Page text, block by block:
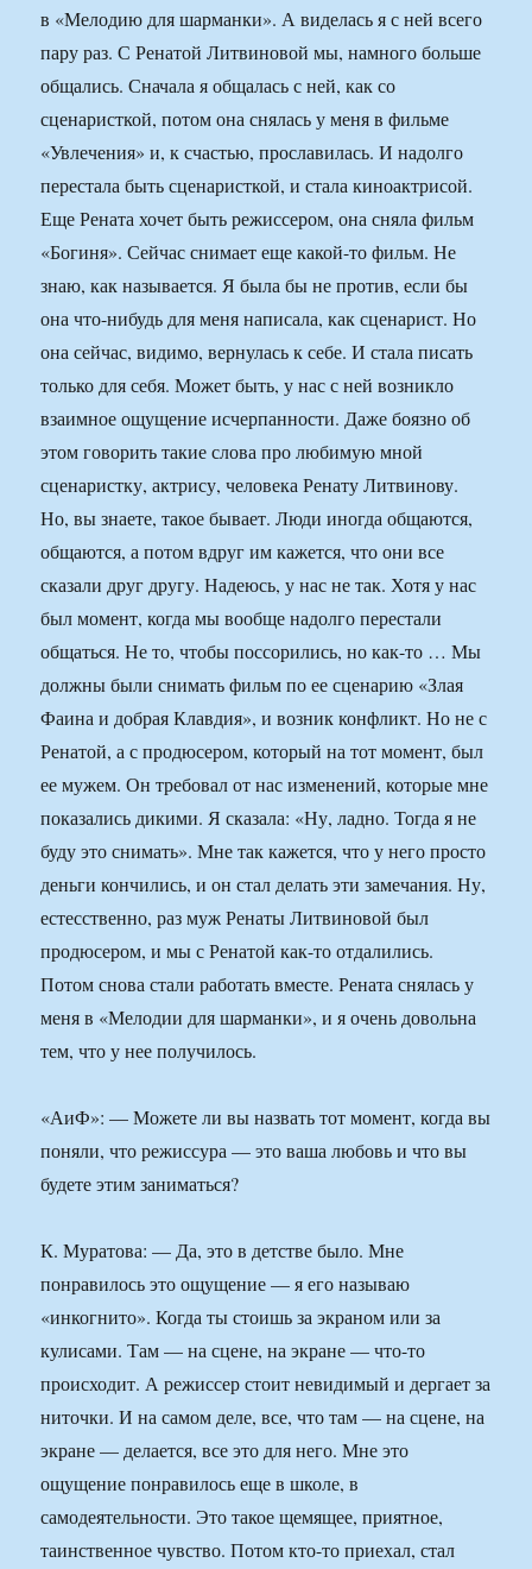
в «Мелодию для шарманки». А виделась я с ней всего
пару раз. С Ренатой Литвиновой мы, намного больше
общались. Сначала я общалась с ней, как со
сценаристкой, потом она снялась у меня в фильме
«Увлечения» и, к счастью, прославилась. И надолго
перестала быть сценаристкой, и стала киноактрисой.
Еще Рената хочет быть режиссером, она сняла фильм
«Богиня». Сейчас снимает еще какой-то фильм. Не
знаю, как называется. Я была бы не против, если бы
она что-нибудь для меня написала, как сценарист. Но
она сейчас, видимо, вернулась к себе. И стала писать
только для себя. Может быть, у нас с ней возникло
взаимное ощущение исчерпанности. Даже боязно об
этом говорить такие слова про любимую мной
сценаристку, актрису, человека Ренату Литвинову.
Но, вы знаете, такое бывает. Люди иногда общаются,
общаются, а потом вдруг им кажется, что они все
сказали друг другу. Надеюсь, у нас не так. Хотя у нас
был момент, когда мы вообще надолго перестали
общаться. Не то, чтобы поссорились, но как-то … Мы
должны были снимать фильм по ее сценарию «Злая
Фаина и добрая Клавдия», и возник конфликт. Но не с
Ренатой, а с продюсером, который на тот момент, был
ее мужем. Он требовал от нас изменений, которые мне
показались дикими. Я сказала: «Ну, ладно. Тогда я не
буду это снимать». Мне так кажется, что у него просто
деньги кончились, и он стал делать эти замечания. Ну,
естесственно, раз муж Ренаты Литвиновой был
продюсером, и мы с Ренатой как-то отдалились.
Потом снова стали работать вместе. Рената снялась у
меня в «Мелодии для шарманки», и я очень довольна
тем, что у нее получилось.
«АиФ»: — Можете ли вы назвать тот момент, когда вы
поняли, что режиссура — это ваша любовь и что вы
будете этим заниматься?
К. Муратова: — Да, это в детстве было. Мне
понравилось это ощущение — я его называю
«инкогнито». Когда ты стоишь за экраном или за
кулисами. Там — на сцене, на экране — что-то
происходит. А режиссер стоит невидимый и дергает за
ниточки. И на самом деле, все, что там — на сцене, на
экране — делается, все это для него. Мне это
ощущение понравилось еще в школе, в
самодеятельности. Это такое щемящее, приятное,
таинственное чувство. Потом кто-то приехал, стал